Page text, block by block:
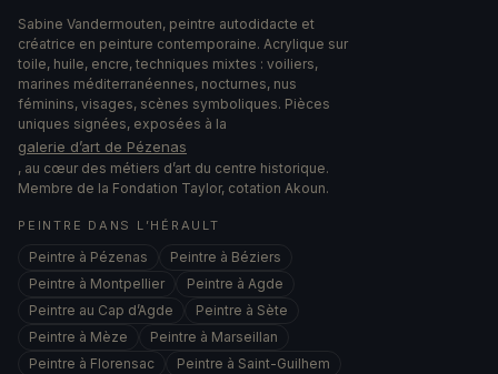
Sabine Vandermouten, peintre autodidacte et
créatrice en peinture contemporaine. Acrylique sur
toile, huile, encre, techniques mixtes : voiliers,
marines méditerranéennes, nocturnes, nus
féminins, visages, scènes symboliques. Pièces
uniques signées, exposées à la
galerie d’art de Pézenas
, au cœur des métiers d’art du centre historique.
Membre de la Fondation Taylor, cotation Akoun.
PEINTRE DANS L’HÉRAULT
Peintre à Pézenas
Peintre à Béziers
Peintre à Montpellier
Peintre à Agde
Peintre au Cap d’Agde
Peintre à Sète
Peintre à Mèze
Peintre à Marseillan
Peintre à Florensac
Peintre à Saint-Guilhem